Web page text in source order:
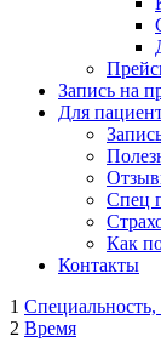
Запись на
Для
Спец
Как
Контакты
1 Специальность,
2 Время